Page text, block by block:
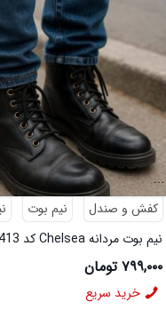
...
کفش و صندل
نیم بوت
نیم بوت مردانه Chelsea کد 6413
۷۹۹,۰۰۰ تومان
خرید سریع